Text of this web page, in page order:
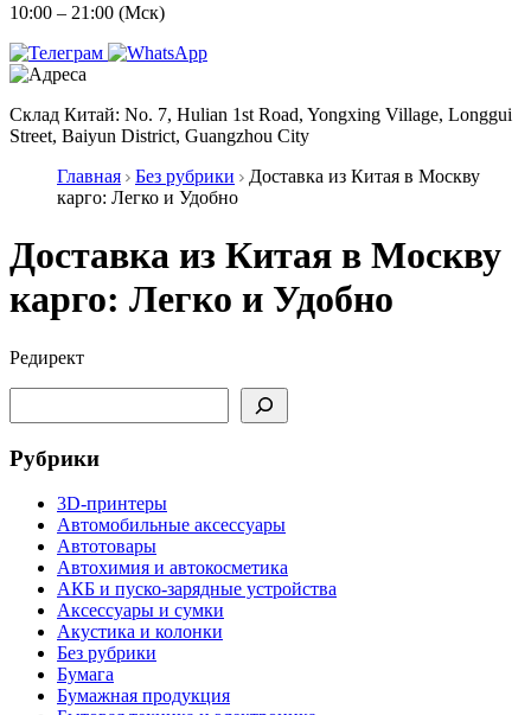
10:00 – 21:00 (Мск)
Склад Китай: No. 7, Hulian 1st Road, Yongxing Village, Longgui
Street, Baiyun District, Guangzhou City
Главная
Без рубрики
Доставка из Китая в Москву
карго: Легко и Удобно
Доставка из Китая в Москву
карго: Легко и Удобно
Редирект
Рубрики
3D-принтеры
Автомобильные аксессуары
Автотовары
Автохимия и автокосметика
АКБ и пуско-зарядные устройства
Аксессуары и сумки
Акустика и колонки
Без рубрики
Бумага
Бумажная продукция